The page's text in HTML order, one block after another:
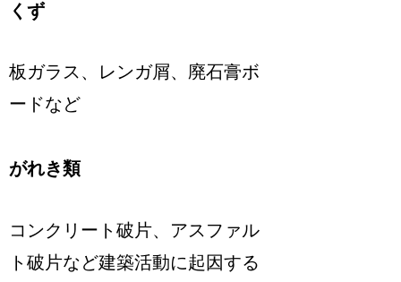
くず
板ガラス、レンガ屑、廃石膏ボ
ードなど
がれき類
コンクリート破片、アスファル
ト破片など建築活動に起因する